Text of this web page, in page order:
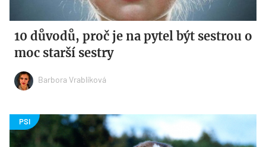
10 důvodů, proč je na pytel být sestrou o
moc starší sestry
Barbora Vrablíková